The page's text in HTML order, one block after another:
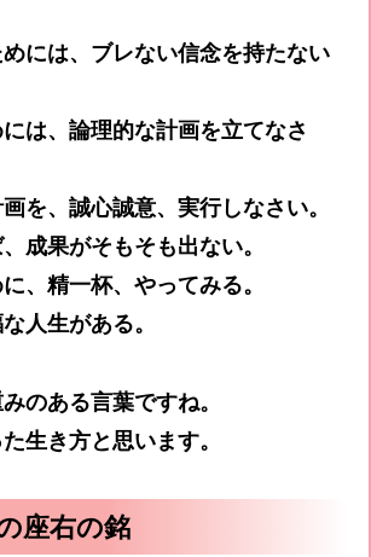
には、ブレない信念を持たない
は、論理的な計画を立てなさ
を、誠心誠意、実行しなさい。
成果がそもそも出ない。
、精一杯、やってみる。
人生がある。
のある言葉ですね。
生き方と思います。
座右の銘